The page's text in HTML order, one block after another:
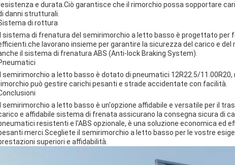
e durata.Ciò garantisce che il rimorchio possa sopportare
danni strutturali.
di rottura
sistema di frenatura del semirimorchio a letto basso è progettato per
lavorano insieme per garantire la sicurezza del carico e
il sistema di frenatura ABS (Anti-lock Braking System).
semirimorchio a letto basso è dotato di pneumatici 12R22.5/
può gestire carichi pesanti e strade accidentate con facilità.
semirimorchio a letto basso è un'opzione affidabile e versatile per il
e affidabile sistema di frenata assicurano la consegna sicura di
resistenti e l'ABS opzionale, è una soluzione economica ed
merci.Scegliete il semirimorchio a letto basso per le vostre
superiori e affidabilità.